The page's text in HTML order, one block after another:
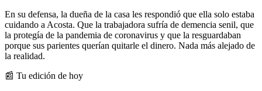
En su defensa, la dueña de la casa les respondió que ella solo estaba
cuidando a Acosta. Que la trabajadora sufría de demencia senil, que
la protegía de la pandemia de coronavirus y que la resguardaban
porque sus parientes querían quitarle el dinero. Nada más alejado de
la realidad.
📰 Tu edición de hoy